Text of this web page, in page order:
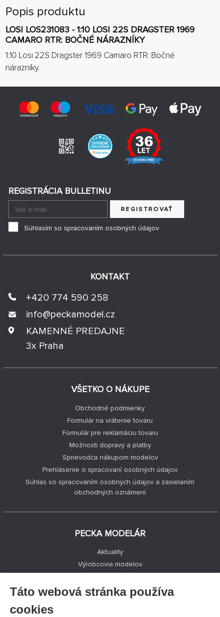
Popis produktu
LOSI LOS231083 - 1:10 LOSI 22S DRAGSTER 1969
CAMARO RTR: BOČNÉ NÁRAZNÍKY
1:10 Losi 22S Dragster 1969 Camaro RTR: Bočné
nárazníky.
VŠETKO O NÁKUPE
Obchodné podmienky
Formulár na vrátenie tovaru
Formulár pre reklamáciu tovaru
Možnosti dopravy a platby
Sprievodca nákupom modelov
Prehlásenie o spracovaní osobných údajov
Súhlas so spracovaním osobných údajov a zasielaním
obchodných oznámení
PECKA MODELÁR
Aktuality
Výrobcovia modelov
Kontakty
KONTAKT
+420 774 590 258
info@peckamodel.cz
KAMENNÉ PREDAJNE
3x Praha
REGISTRÁCIA BULLETINU
REGISTROVAŤ
Súhlasím so spracovaním osobných údajov
Táto webová stránka používa
cookies